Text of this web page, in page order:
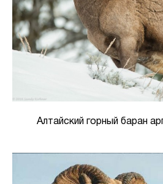
Алтайский горный баран